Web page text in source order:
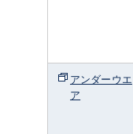
アンダーウエ
ア